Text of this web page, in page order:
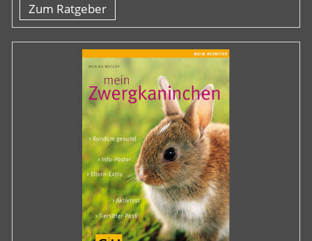
Zum Ratgeber